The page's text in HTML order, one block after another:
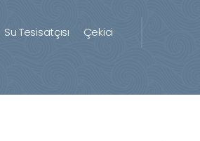
Su Tesisatçısı Çekici